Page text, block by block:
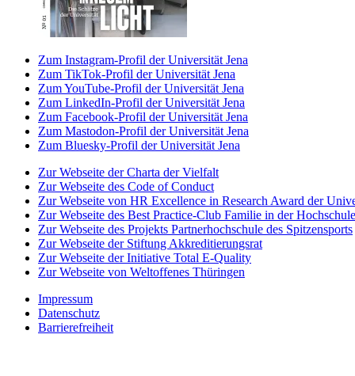
Zum Instagram-Profil der Universität Jena
Zum TikTok-Profil der Universität Jena
Zum YouTube-Profil der Universität Jena
Zum LinkedIn-Profil der Universität Jena
Zum Facebook-Profil der Universität Jena
Zum Mastodon-Profil der Universität Jena
Zum Bluesky-Profil der Universität Jena
Zur Webseite der Charta der Vielfalt
Zur Webseite des Code of Conduct
Zur Webseite von HR Excellence in Research Award der
Zur Webseite des Best Practice-Club Familie in der Hochschule
Zur Webseite des Projekts Partnerhochschule des Spitzensports
Zur Webseite der Stiftung Akkreditierungsrat
Zur Webseite der Initiative Total E-Quality
Zur Webseite von Weltoffenes Thüringen
Impressum
Datenschutz
Barrierefreiheit